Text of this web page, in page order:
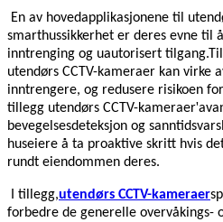
En av hovedapplikasjonene til
smarthussikkerhet er deres evne til
inntrenging og uautorisert
utendørs CCTV-kameraer kan virke
inntrengere, og redusere risikoen
tillegg utendørs CCTV-kameraer'
bevegelsesdeteksjon og
huseiere å ta proaktive skritt hvis
rundt eiendommen deres.
I tillegg,utendørs CCTV-kameraer
forbedre de generelle overvåkings-